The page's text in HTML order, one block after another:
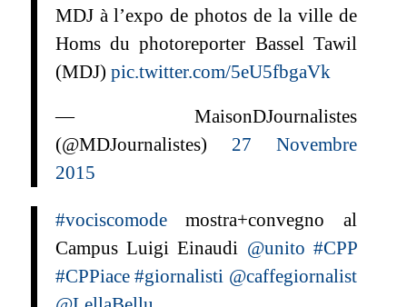
MDJ à l’expo de photos de la ville de
Homs du photoreporter Bassel Tawil
(MDJ) pic.twitter.com/5eU5fbgaVk
— MaisonDJournalistes
(@MDJournalistes) 27 Novembre
2015
#vociscomodemostra+convegno al
Campus Luigi Einaudi @unito #CPP
#CPPiace #giornalisti @caffegiornalist